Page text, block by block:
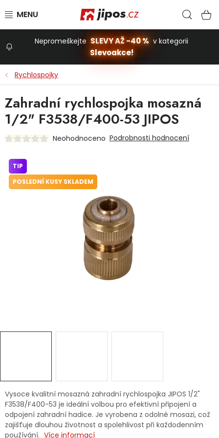
Stavba a dům
Domácnost
Značky
Nepromeškejte SLEVY AŽ -40 % v kategorii
Slevoakce!
Rychlospojky
Vysoce kvalitní mosazná zahradní rychlospojka JIPOS 1/2"
F3538/F400-53 je ideální volbou pro efektivní připojení a
odpojení zahradní hadice. Je vyrobena z odolné mosazi, což
zajišťuje dlouhou životnost a spolehlivost při každodenním
používání. Více informací
Zahradní rychlospojka mosazná
1/2" F3538/F400-53 JIPOS
Neohodnoceno Podrobnosti hodnocení
TIP
POSLEDNÍ KUSY SKLADEM